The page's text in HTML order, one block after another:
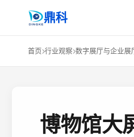
鼎科
首页 行业观察 数字展厅与企业展
博物馆大